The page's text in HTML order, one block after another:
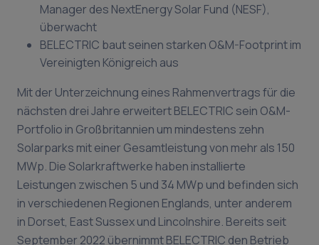
Manager des NextEnergy Solar Fund (NESF),
überwacht
BELECTRIC baut seinen starken O&M-Footprint im
Vereinigten Königreich aus
Mit der Unterzeichnung eines Rahmenvertrags für die
nächsten drei Jahre erweitert BELECTRIC sein O&M-
Portfolio in Großbritannien um mindestens zehn
Solarparks mit einer Gesamtleistung von mehr als 150
MWp. Die Solarkraftwerke haben installierte
Leistungen zwischen 5 und 34 MWp und befinden sich
in verschiedenen Regionen Englands, unter anderem
in Dorset, East Sussex und Lincolnshire. Bereits seit
September 2022 übernimmt BELECTRIC den Betrieb